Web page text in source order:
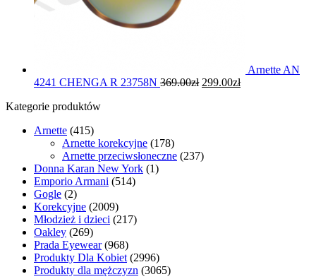
Arnette AN
4241 CHENGA R 23758N 369.00zł 299.00zł
Kategorie produktów
Arnette (415)
Arnette korekcyjne (178)
Arnette przeciwsłoneczne (237)
Donna Karan New York (1)
Emporio Armani (514)
Gogle (2)
Korekcyjne (2009)
Młodzież i dzieci (217)
Oakley (269)
Prada Eyewear (968)
Produkty Dla Kobiet (2996)
Produkty dla mężczyzn (3065)